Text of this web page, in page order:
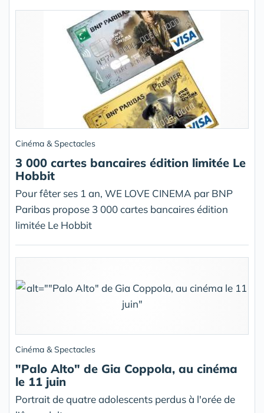
Cinéma & Spectacles
3 000 cartes bancaires édition limitée Le
Hobbit
Pour fêter ses 1 an, WE LOVE CINEMA par BNP
Paribas propose 3 000 cartes bancaires édition
limitée Le Hobbit
Cinéma & Spectacles
"Palo Alto" de Gia Coppola, au cinéma
le 11 juin
Portrait de quatre adolescents perdus à l'orée de